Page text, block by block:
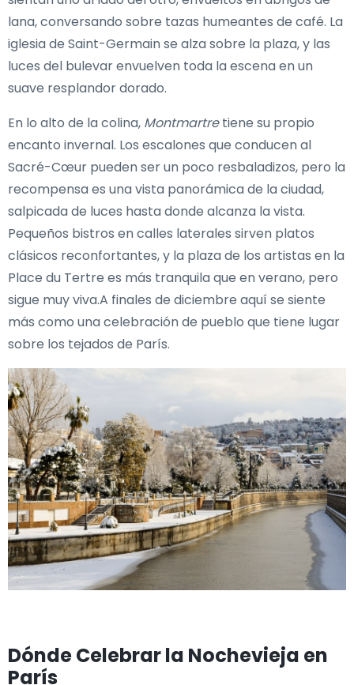
lana, conversando sobre tazas humeantes de café. La
iglesia de Saint-Germain se alza sobre la plaza, y las
luces del bulevar envuelven toda la escena en un
suave resplandor dorado.
En lo alto de la colina, Montmartretiene su propio
encanto invernal. Los escalones que conducen al
Sacré-Cœur pueden ser un poco resbaladizos, pero la
recompensa es una vista panorámica de la ciudad,
salpicada de luces hasta donde alcanza la vista.
Pequeños bistros en calles laterales sirven platos
clásicos reconfortantes, y la plaza de los artistas en la
Place du Tertre es más tranquila que en verano, pero
sigue muy viva.A finales de diciembre aquí se siente
más como una celebración de pueblo que tiene lugar
sobre los tejados de París.
Dónde Celebrar la Nochevieja en
París